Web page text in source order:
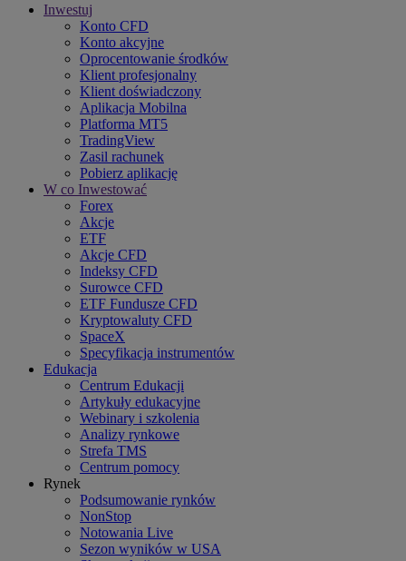
Inwestuj
Konto CFD
Konto akcyjne
Oprocentowanie środków
Klient profesjonalny
Klient doświadczony
Aplikacja Mobilna
Platforma MT5
TradingView
Zasil rachunek
Pobierz aplikację
W co Inwestować
Forex
Akcje
ETF
Akcje CFD
Indeksy CFD
Surowce CFD
ETF Fundusze CFD
Kryptowaluty CFD
SpaceX
Specyfikacja instrumentów
Edukacja
Centrum Edukacji
Artykuły edukacyjne
Webinary i szkolenia
Analizy rynkowe
Strefa TMS
Centrum pomocy
Rynek
Podsumowanie rynków
NonStop
Notowania Live
Sezon wyników w USA